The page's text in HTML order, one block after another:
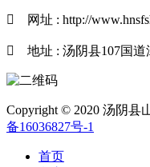
 网址 : http://
 地址 : 汤阴县107国道
Copyright © 2020 汤阴
备16036827号-1
首页